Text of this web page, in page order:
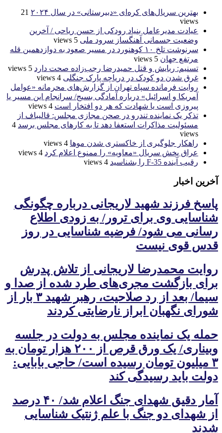
بهترین سریال‌های کره‌ای «دبیرستانی» در سال ۲۰۲۴
21
views
عیادت مدیرعامل بنیاد رودکی از حسن ریاحی / آخرین
وضعیت جسمانی آهنگساز سرود ملی 5 views
سرنوشت تلخ ۱۰ کوهنورد در مسیر صعود به دوازدهمین قله
مرتفع جهان 5 views
تسنیم: ربایش و قتل حمیدرضا رجب‌زاده صحت دارد 5 views
غرق شدن دو کودک در دریاچه پارک جنگلی 4 views
روایت فرمانده سپاه تهران از گزارش‌های محرمانه «عوامل
آمریکا و اسرائیل» درباره آمادگی بسیج/ سرانجام این مسیر یا
پیروزی است یا شهادت که هر دو افتخار است 4 views
تذکر یک نماینده تندرو در صحن مجازی مجلس: قالیباف از
مسئولیت مذاکرات استعفا دهد تا به کارهای مجلس برسد 4
views
راهکار جلوگیری از خاکستری شدن موها 4 views
عراق پخش سریال «معاویه» را ممنوع اعلام کرد 4 views
رقیب آینده F-35 را بشناسید
4 views
آخرین اخبار
پاسخ فرزند شهید لاریجانی درباره چگونگی
شناسایی وی برای ترور/ به زودی اطلاع
رسانی می شود/ فرضیه شناسایی در روز
قدس قوی نیست
روایت محمدرضا لاریجانی از تلاش پدرش
برای بازگشت مجری‌های طرد شده از صدا و
سیما/ بعد از رد صلاحیت، رهبر شهید ۳ بار از
شورای نگهبان ابراز نارضایتی کردند
حمله یک نماینده مجلس به دولت در جلسه
وبیناری/ یک ورق قرص از ۲۰۰ هزار تومان به
۳ میلیون تومان رسیده است/ حاجی بابایی:
دولت باید رسیدگی کند
آمار دقیق شهدای جنگ اعلام شد/ ۴۰ درصد
از شهدای دو جنگ با علم ژنتیک شناسایی
شدند